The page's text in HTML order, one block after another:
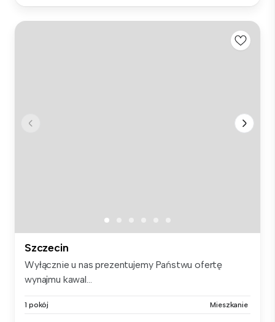
Szczecin
Wyłącznie u nas prezentujemy Państwu ofertę
wynajmu kawal...
1 pokój Mieszkanie